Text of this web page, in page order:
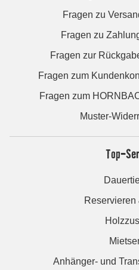
Fragen zu
Fragen zu
Fragen zur
Fragen zum
Fragen zum
Muster-
Top-
Reservieren
Anhänger- und